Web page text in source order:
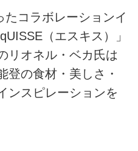
コラボレーションイ
（エスキス）」
リオネル・ベカ氏は
登の食材・美しさ・
ンスピレーションを